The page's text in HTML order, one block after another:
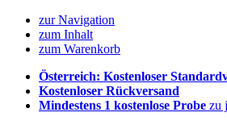
zur Navigation
zum Inhalt
zum Warenkorb
Österreich: Kostenloser
Kostenloser Rückversand
Mindestens 1 kostenlose Probe zu